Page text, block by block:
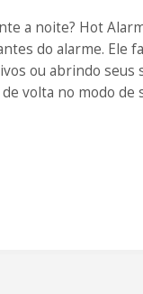
a noite? Hot
do alarme. Ele
ou abrindo seus
volta no modo de